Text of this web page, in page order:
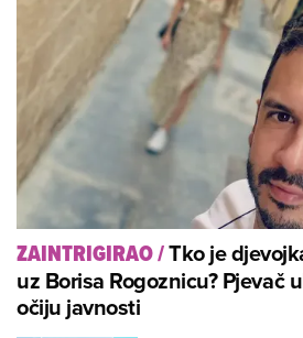
ZAINTRIGIRAO/Tko je
uz Borisa Rogoznicu? Pjevač
očiju javnosti